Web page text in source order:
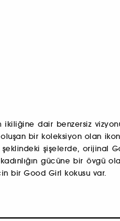
ikiliğine dair benzersiz
bir koleksiyon olan
şeklindeki şişelerde, orijinal
gücüne bir övgü olan
bir Good Girl kokusu var.